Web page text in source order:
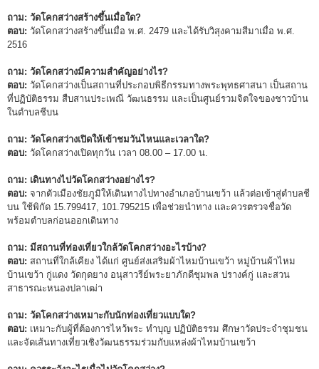
ถาม: วัดโคกสว่างสร้างขึ้นเมื่อใด?
ตอบ: วัดโคกสว่างสร้างขึ้นเมื่อ พ.ศ. 2479 และได้รับวิสุงคามสีมาเมื่อ พ.ศ.
2516
ถาม: วัดโคกสว่างมีความสำคัญอย่างไร?
ตอบ: วัดโคกสว่างเป็นสถานที่ประกอบพิธีกรรมทางพระพุทธศาสนา เป็นสถาน
ที่ปฏิบัติธรรม สืบสานประเพณี วัฒนธรรม และเป็นศูนย์รวมจิตใจของชาวบ้าน
ในตำบลชีบน
ถาม: วัดโคกสว่างเปิดให้เข้าชมวันไหนและเวลาใด?
ตอบ: วัดโคกสว่างเปิดทุกวัน เวลา 08.00 – 17.00 น.
ถาม: เดินทางไปวัดโคกสว่างอย่างไร?
ตอบ: จากตัวเมืองชัยภูมิให้เดินทางไปทางอำเภอบ้านเขว้า แล้วต่อเข้าสู่ตำบลชี
บน ใช้พิกัด 15.799417, 101.795215 เพื่อช่วยนำทาง และควรตรวจชื่อวัด
พร้อมตำบลก่อนออกเดินทาง
ถาม: มีสถานที่ท่องเที่ยวใกล้วัดโคกสว่างอะไรบ้าง?
ตอบ: สถานที่ใกล้เคียง ได้แก่ ศูนย์ส่งเสริมผ้าไหมบ้านเขว้า หมู่บ้านผ้าไหม
บ้านเขว้า กู่แดง วัดกุดยาง อนุสาวรีย์พระยาภักดีชุมพล ปรางค์กู่ และสวน
สาธารณะหนองปลาเฒ่า
ถาม: วัดโคกสว่างเหมาะกับนักท่องเที่ยวแบบใด?
ตอบ: เหมาะกับผู้ที่ต้องการไหว้พระ ทำบุญ ปฏิบัติธรรม ศึกษาวัดประจำชุมชน
และจัดเส้นทางเที่ยวเชิงวัฒนธรรมร่วมกับแหล่งผ้าไหมบ้านเขว้า